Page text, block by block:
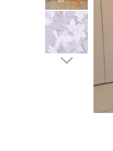
Pilote cu blăniță